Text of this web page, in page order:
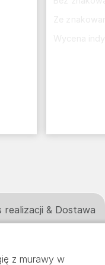
z murawy w
realizacji & Dostawa